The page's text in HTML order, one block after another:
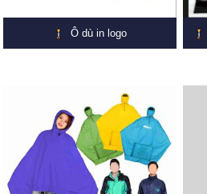
Ô dù in logo